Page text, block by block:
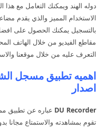
دوله الهند ويمكنك التعامل مع
الاستخدام المميز والذي يقدم
بالتسجيل يمكنك الحصول على
مقاطع الفيديو من خلال الهاتف
التعرف عليه من خلال موقعنا
اهميه تطبيق مسجل
اصدار
DU Recorder عباره عن تطبيق
تقوم بمشاهدته والاستمتاع مجانا